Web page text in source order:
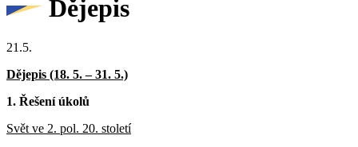
Dějepis
21.5.
Dějepis (18. 5. – 31. 5.)
1. Řešení úkolů
Svět ve 2. pol. 20. století